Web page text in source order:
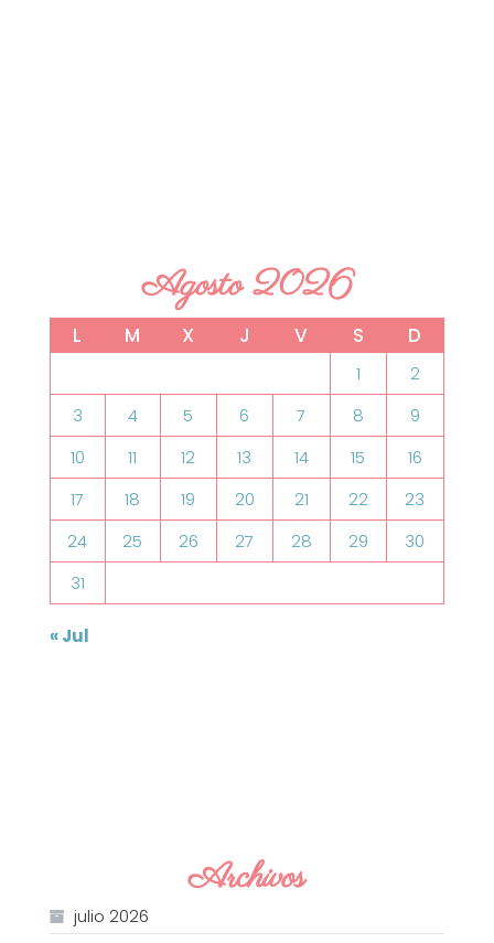
Agosto 2026
L M X J V S D
1
2
3
4 5 6 7 8
9
10
11 12 13 14 15
16
17
18 19 20 21 22
23
24
25 26 27 28 29
30
31
« Jul
Archivos
julio 2026